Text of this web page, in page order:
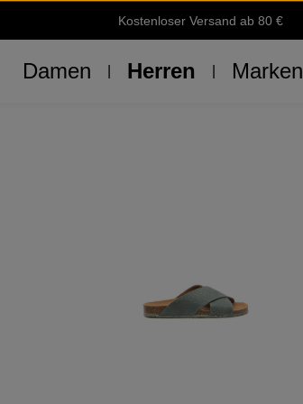
Kostenloser Versand ab 80 €
Damen Herren Marken